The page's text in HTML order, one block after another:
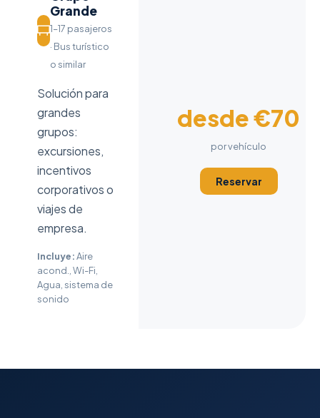
Grande
1–17 pasajeros
· Bus turístico
o similar
Solución para
grandes
grupos:
excursiones,
incentivos
corporativos o
viajes de
empresa.
Incluye:Aire
acond., Wi-Fi,
Agua, sistema de
sonido
desde €70
por vehículo
Reservar